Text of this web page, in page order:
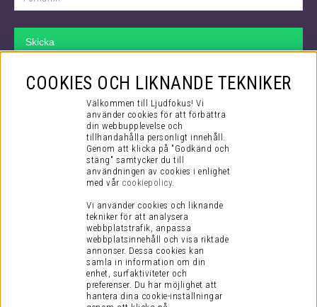
Skicka
VÅR SUPPORT
ditt köp och efter. Även efter att du checkat ut i kassan så fortsätter
Via mail kommer du i kontakt med vår kompetenta kundtjänst som
mer än gärna hjälper dig med alla dina frågor, stora som små!
Du når oss på supporten:
support@ljudfokus.se
(vardagar kl 8-17)
KUNDINFORMATION
COOKIES OCH LIKNANDE TEKNIKER
Välkommen till Ljudfokus! Vi
använder cookies för att förbättra
din webbupplevelse och
tillhandahålla personligt innehåll.
Genom att klicka på "Godkänd och
stäng" samtycker du till
användningen av cookies i enlighet
med vår cookiepolicy.
Vi använder cookies och liknande
tekniker för att analysera
webbplatstrafik, anpassa
webbplatsinnehåll och visa riktade
annonser. Dessa cookies kan
samla in information om din
enhet, surfaktiviteter och
preferenser. Du har möjlighet att
hantera dina cookie-inställningar